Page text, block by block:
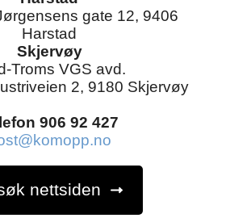
gate 12, 9406
Harstad
Skjervøy
Troms VGS avd.
2, 9180 Skjervøy
906 92 427
nettsiden